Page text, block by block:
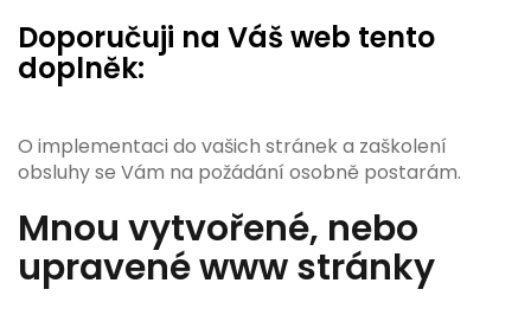
Doporučuji na Váš web tento
doplněk:
O implementaci do vašich stránek a zaškolení
obsluhy se Vám na požádání osobně postarám.
Mnou vytvořené, nebo
upravené www stránky